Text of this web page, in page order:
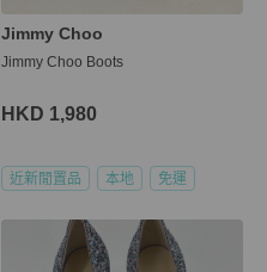
Jimmy Choo
Jimmy Choo Boots
HKD 1,980
近新閒置品 本地 免運